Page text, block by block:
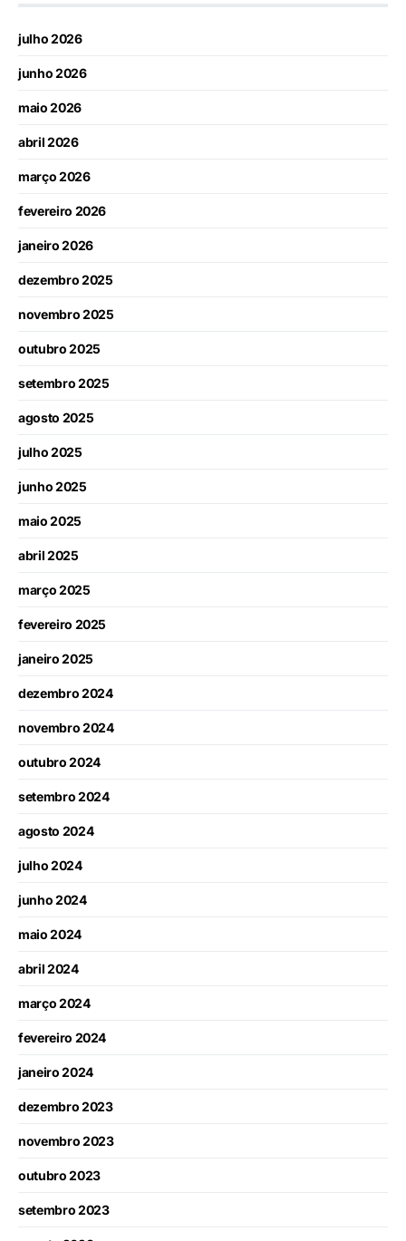
julho 2026
junho 2026
maio 2026
abril 2026
março 2026
fevereiro 2026
janeiro 2026
dezembro 2025
novembro 2025
outubro 2025
setembro 2025
agosto 2025
julho 2025
junho 2025
maio 2025
abril 2025
março 2025
fevereiro 2025
janeiro 2025
dezembro 2024
novembro 2024
outubro 2024
setembro 2024
agosto 2024
julho 2024
junho 2024
maio 2024
abril 2024
março 2024
fevereiro 2024
janeiro 2024
dezembro 2023
novembro 2023
outubro 2023
setembro 2023